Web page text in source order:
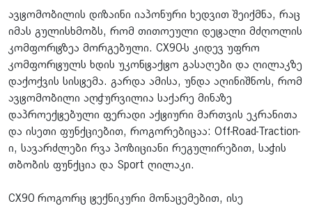
​​ავტომობილის დიზაინი იაპონური ხედვით შეიქმნა, რაც
იმას გულისხმობს, რომ თითოეული დეტალი მძღოლის
კომფორტზეა მორგებული. CX90-ს კიდევ უფრო
კომფორტულს ხდის უკონტაქტო გასაღები და ღილაკზე
დაქოქვის სისტემა. გარდა ამისა, უნდა აღინიშნოს, რომ
ავტომობილი აღჭურვილია საქარე მინაზე
დაპროექტებული ფერადი აქტიური მართვის ეკრანითა
და ისეთი ფუნქციებით, როგორებიცაა: Off-Road-Traction-
ი, სავარძლები რვა პოზიციანი რეგულირებით, საჭის
თბობის ფუნქცია და Sport ღილაკი.
CX90 როგორც ტექნიკური მონაცემებით, ისე